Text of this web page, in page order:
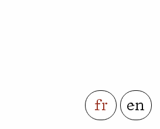
fr en